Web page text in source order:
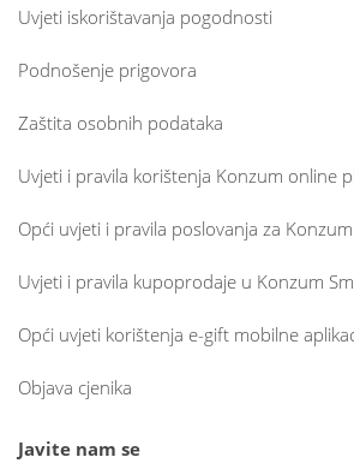
Uvjeti iskorištavanja pogodnosti
Podnošenje prigovora
Zaštita osobnih podataka
Uvjeti i pravila korištenja Konzum online
Opći uvjeti i pravila poslovanja za
Uvjeti i pravila kupoprodaje u Konzum
Opći uvjeti korištenja e-gift mobilne
Objava cjenika
Javite nam se